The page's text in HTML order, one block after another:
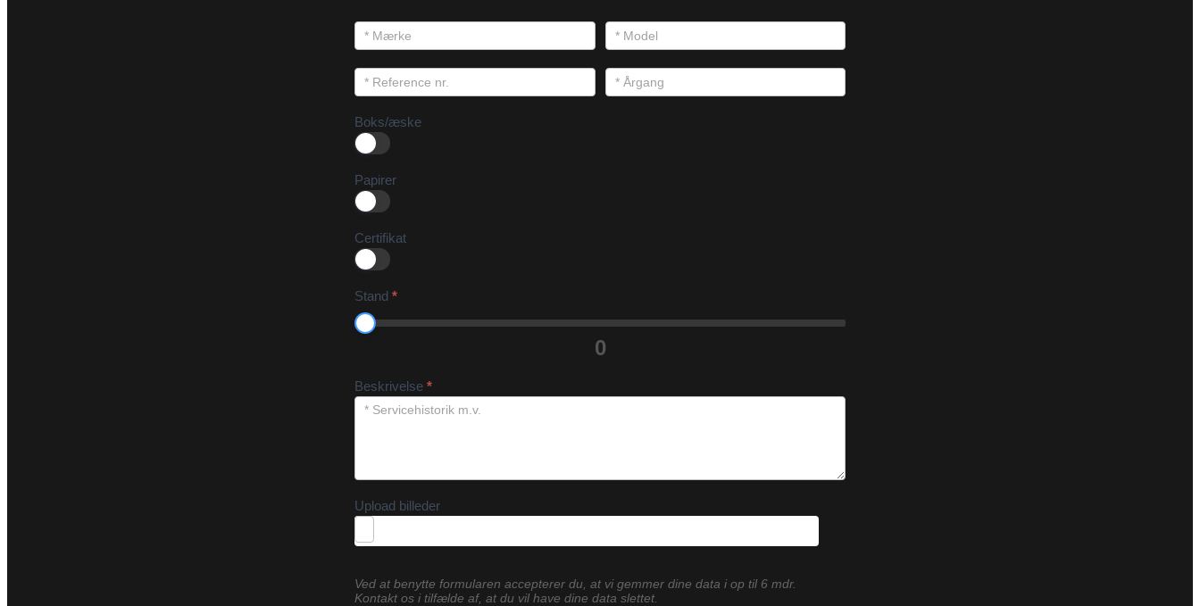
Boks/æske
Papirer
Certifikat
Stand *
0
Beskrivelse *
Upload billeder
Ved at benytte formularen accepterer du, at vi gemmer dine data i op til 6 mdr.
Kontakt os i tilfælde af, at du vil have dine data slettet.